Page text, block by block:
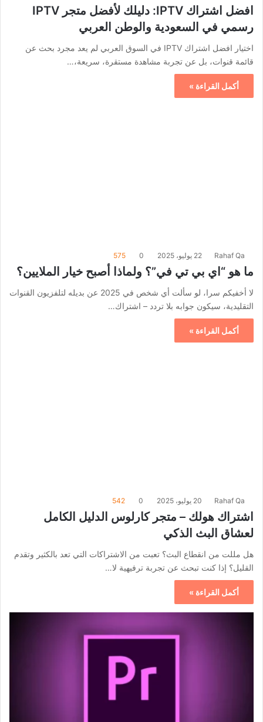
افضل اشتراك IPTV: دليلك لأفضل متجر IPTV
رسمي في السعودية والوطن العربي
اختيار افضل اشتراك IPTV في السوق العربي لم يعد مجرد بحث عن
قائمة قنوات، بل عن تجربة مشاهدة مستقرة، سريعة،…
أكمل القراءة »
Rahaf Qa 22 يوليو، 2025 0
575
ما هو “اي بي تي في”؟ ولماذا أصبح خيار الملايين؟
لا أخفيكم سرا، لو سألت أي شخص في 2025 عن بديله لتلفزيون القنوات
التقليدية، سيكون جوابه بلا تردد – اشتراك…
أكمل القراءة »
Rahaf Qa 20 يوليو، 2025 0
542
اشتراك هولك – متجر كارلوس الدليل الكامل
لعشاق البث الذكي
هل مللت من انقطاع البث؟ تعبت من الاشتراكات التي تعد بالكثير وتقدم
القليل؟ إذا كنت تبحث عن تجربة ترفيهية لا…
أكمل القراءة »